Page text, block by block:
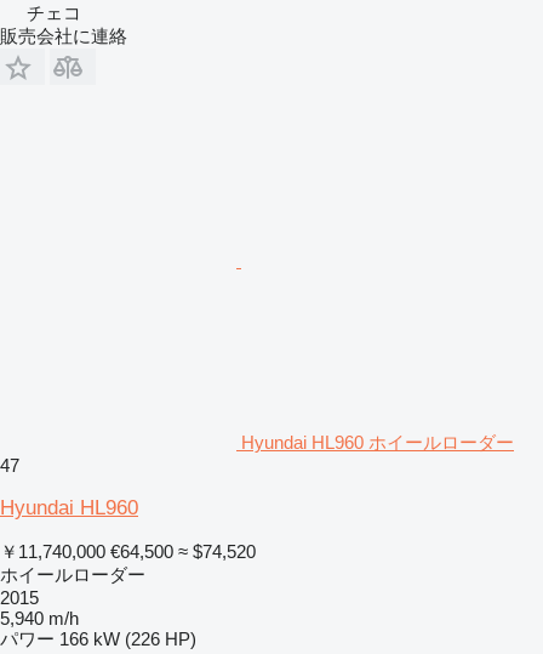
チェコ
販売会社に連絡
Hyundai HL960 ホイールローダー
47
Hyundai HL960
￥11,740,000 €64,500 ≈ $74,520
ホイールローダー
2015
5,940 m/h
パワー 166 kW (226 HP)